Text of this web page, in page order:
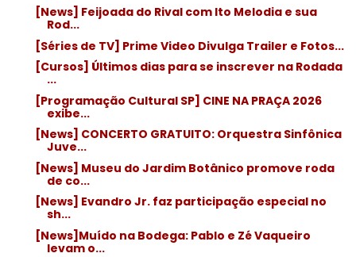
[News] Feijoada do Rival com Ito Melodia e sua
Rod...
[Séries de TV] Prime Video Divulga Trailer e Fotos...
[Cursos] Últimos dias para se inscrever na Rodada
...
[Programação Cultural SP] CINE NA PRAÇA 2026
exibe...
[News] CONCERTO GRATUITO: Orquestra Sinfônica
Juve...
[News] Museu do Jardim Botânico promove roda
de co...
[News] Evandro Jr. faz participação especial no
sh...
[News]Muído na Bodega: Pablo e Zé Vaqueiro
levam o...